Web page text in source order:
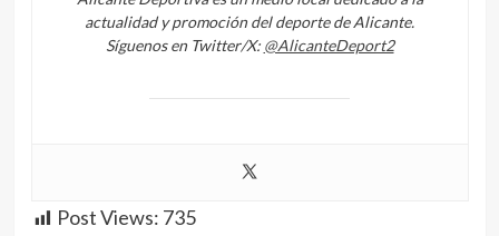
actualidad y promoción del deporte de Alicante.
Síguenos en Twitter/X: @AlicanteDeport2
Post Views: 735